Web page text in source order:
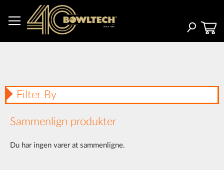
Content
Search
Filter By
Sammenlign produkter
Du har ingen varer at sammenligne.